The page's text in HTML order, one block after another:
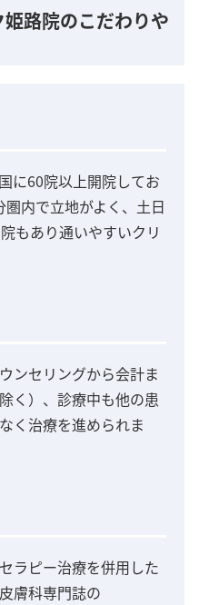
路院のこだわりや
に60院以上開院してお
内で立地がよく、土日
もあり通いやすいクリ
ンセリングから会計ま
く）、診療中も他の患
く治療を進められま
ラピー治療を併用した
膚科専門誌の